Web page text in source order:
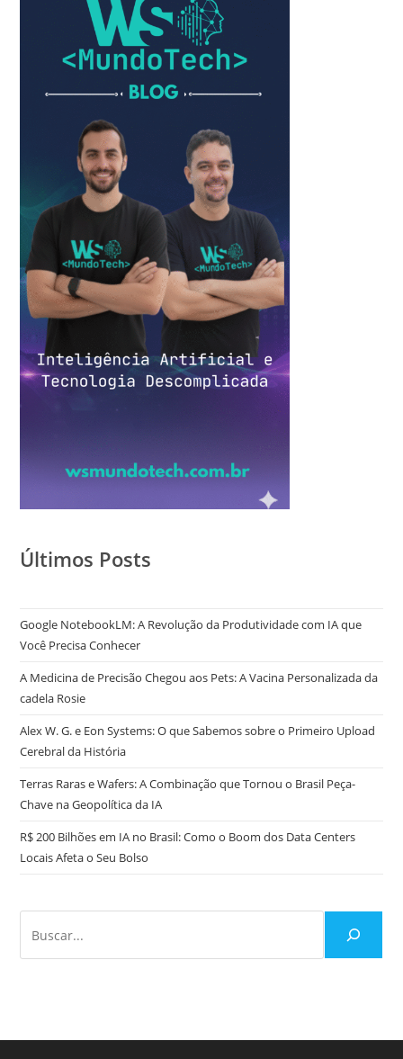
Últimos Posts
Google NotebookLM: A Revolução da Produtividade com IA que
Você Precisa Conhecer
A Medicina de Precisão Chegou aos Pets: A Vacina Personalizada da
cadela Rosie
Alex W. G. e Eon Systems: O que Sabemos sobre o Primeiro Upload
Cerebral da História
Terras Raras e Wafers: A Combinação que Tornou o Brasil Peça-
Chave na Geopolítica da IA
R$ 200 Bilhões em IA no Brasil: Como o Boom dos Data Centers
Locais Afeta o Seu Bolso